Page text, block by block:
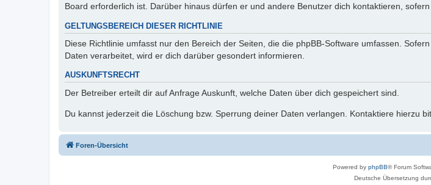
Board erforderlich ist. Darüber hinaus dürfen er und andere Benutzer dich kontaktieren,
GELTUNGSBEREICH DIESER RICHTLINIE
Diese Richtlinie umfasst nur den Bereich der Seiten, die die phpBB-Software umfassen.
Daten verarbeitet, wird er dich darüber gesondert informieren.
AUSKUNFTSRECHT
Der Betreiber erteilt dir auf Anfrage Auskunft, welche Daten über dich gespeichert sind.
Du kannst jederzeit die Löschung bzw. Sperrung deiner Daten verlangen. Kontaktiere hierzu
Foren-Übersicht
Powered by phpBB® Forum
Deutsche Übersetzung